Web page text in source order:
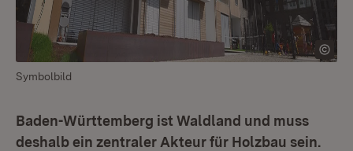
Symbolbild
Baden-Württemberg ist Waldland und muss
deshalb ein zentraler Akteur für Holzbau sein.